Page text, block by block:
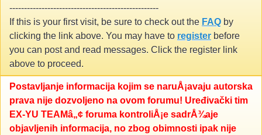
---------------------------------------------------
If this is your first visit, be sure to check out the FAQ by
clicking the link above. You may have to register before
you can post and read messages. Click the register link
above to proceed.
Postavljanje informacija kojim se naruÅ¡avaju autorska
prava nije dozvoljeno na ovom forumu! Uređivački tim
EX-YU TEAMâ„¢ foruma kontroliÅ¡e sadrÅ¾aje
objavljenih informacija, no zbog obimnosti ipak nije